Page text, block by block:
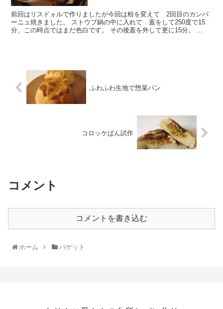
前回はリスドォルで作りましたが今回は粉を変えて 2回目のカンパ
ーニュ焼きました。 ストウブ鍋の中に入れて 蓋をして250度で15
分、この時点ではまだ色白です。 その後蓋を外して更に15分。 ...
ふわふわ生地で惣菜パン
コロッケぱん試作
コメント
コメントを書き込む
ホーム バゲット